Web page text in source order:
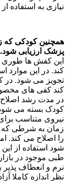
نیازی به
پزشک ارزیابی شود.
این کفش ها
کند. در این موارد
تجویز می شود. در
کند کفی های
در مدت رشد
کودک بسته می شود
نیروی متناسب
را اصلاح می کند.
شود استفاده از
طبی موجود در
نرم و انعطاف پذیر
نظر اندازه کاملا